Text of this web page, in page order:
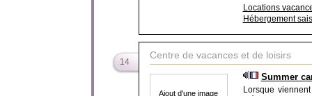
Locations
Hébergement
14
Centre de vacances et de loisirs
Ajout d'une image
Summer
Lorsque